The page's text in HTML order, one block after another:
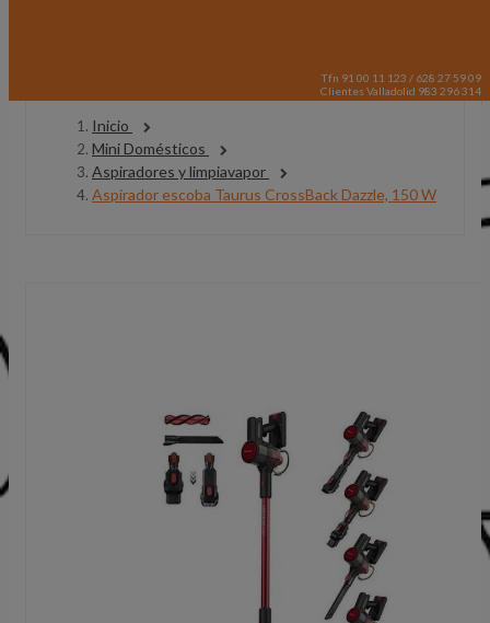
Tfn 91 00 11 123 / 628 27 59 09
Clientes Valladolid 983 296 314
Inicio
Mini Domésticos
Aspiradores y limpiavapor
Aspirador escoba Taurus CrossBack Dazzle, 150 W